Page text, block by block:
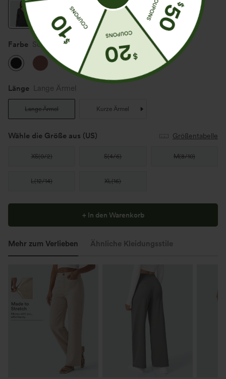
Farbe Schwarz
Länge Lange Ärmel
Lange Ärmel Kurze Ärmel
Wähle die Größe aus (US) Größentabelle
XS(0/2) S(4/6) M(8/10)
L(12/14) XL(16)
+ In den Warenkorb
Mehr zum Verlieben Ähnliche Kleidungsstile